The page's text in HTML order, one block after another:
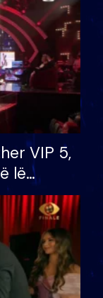
VIP 5,
lë
për